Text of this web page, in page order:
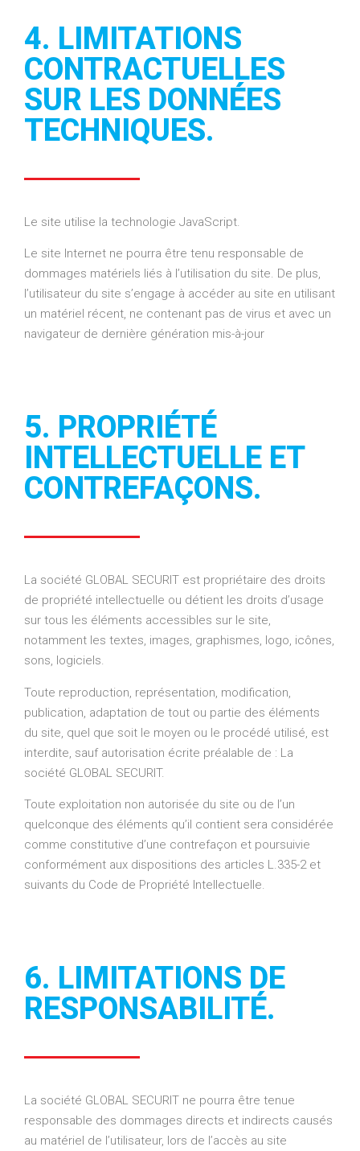
4. LIMITATIONS
CONTRACTUELLES
SUR LES DONNÉES
TECHNIQUES.​
Le site utilise la technologie JavaScript.
Le site Internet ne pourra être tenu responsable de
dommages matériels liés à l’utilisation du site. De plus,
l’utilisateur du site s’engage à accéder au site en utilisant
un matériel récent, ne contenant pas de virus et avec un
navigateur de dernière génération mis-à-jour
5. PROPRIÉTÉ
INTELLECTUELLE ET
CONTREFAÇONS.
La société GLOBAL SECURIT est propriétaire des droits
de propriété intellectuelle ou détient les droits d’usage
sur tous les éléments accessibles sur le site,
notamment les textes, images, graphismes, logo, icônes,
sons, logiciels.
Toute reproduction, représentation, modification,
publication, adaptation de tout ou partie des éléments
du site, quel que soit le moyen ou le procédé utilisé, est
interdite, sauf autorisation écrite préalable de : La
société GLOBAL SECURIT.
Toute exploitation non autorisée du site ou de l’un
quelconque des éléments qu’il contient sera considérée
comme constitutive d’une contrefaçon et poursuivie
conformément aux dispositions des articles L.335-2 et
suivants du Code de Propriété Intellectuelle.
6. LIMITATIONS DE
RESPONSABILITÉ.
La société GLOBAL SECURIT ne pourra être tenue
responsable des dommages directs et indirects causés
au matériel de l’utilisateur, lors de l’accès au site